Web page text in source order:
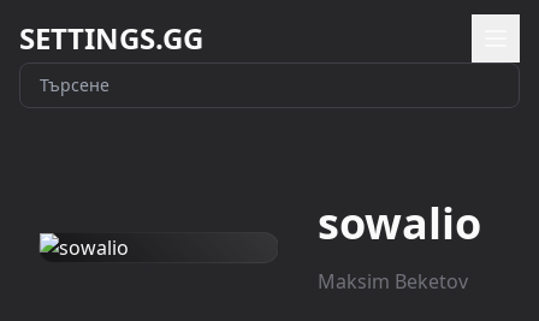
SETTINGS.GG
sowalio
Maksim Beketov